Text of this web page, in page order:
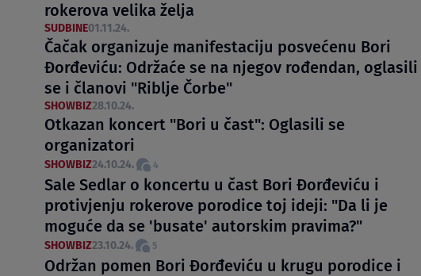
rokerova velika želja
SUDBINE01.11.24.
Čačak organizuje manifestaciju posvećenu Bori
Đorđeviću: Održaće se na njegov rođendan, oglasili
se i članovi "Riblje Čorbe"
SHOWBIZ28.10.24.
Otkazan koncert "Bori u čast": Oglasili se
organizatori
SHOWBIZ24.10.24. 4
Sale Sedlar o koncertu u čast Bori Đorđeviću i
protivjenju rokerove porodice toj ideji: "Da li je
moguće da se 'busate' autorskim pravima?"
SHOWBIZ23.10.24. 5
Održan pomen Bori Đorđeviću u krugu porodice i